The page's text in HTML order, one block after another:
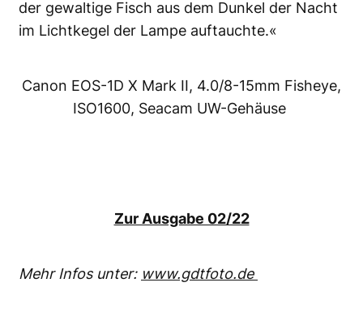
der gewaltige Fisch aus dem Dunkel der Nacht
im Lichtkegel der Lampe auftauchte.«
Canon EOS-1D X Mark II, 4.0/8-15mm Fisheye,
ISO1600, Seacam UW-Gehäuse
Zur Ausgabe 02/22
Mehr Infos unter: www.gdtfoto.de